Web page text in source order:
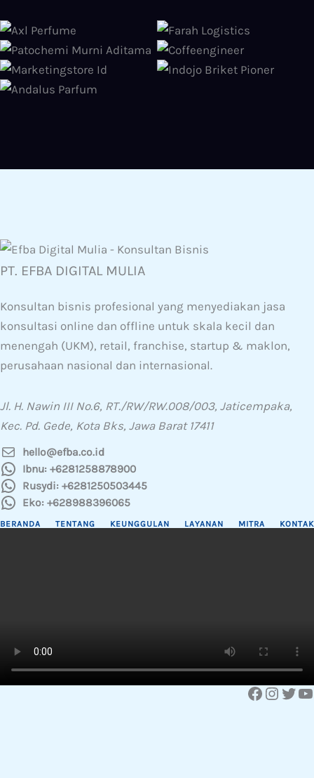
PT. EFBA DIGITAL MULIA
Konsultan bisnis profesional yang menyediakan jasa
konsultasi online dan offline untuk skala kecil dan
menengah (UKM), retail, franchise, startup & maklon,
perusahaan nasional dan internasional.
Jl. H. Nawin III No.6, RT./RW/RW.008/003, Jaticempaka,
Kec. Pd. Gede, Kota Bks, Jawa Barat 17411
hello@efba.co.id
Ibnu: +6281258878900
Rusydi: +6281250503445
Eko: +628988396065
BERANDA TENTANG KEUNGGULAN LAYANAN MITRA KONTAK
Facebook Instagram Twitter YouTube